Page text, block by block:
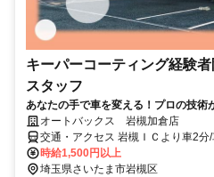
キーパーコーティング経験
スタッフ
あなたの手で車を変える！プロの技術
オートバックス 岩槻加倉店
交通・アクセス 岩槻ＩＣより車2分
時給1,500円以上
埼玉県さいたま市岩槻区